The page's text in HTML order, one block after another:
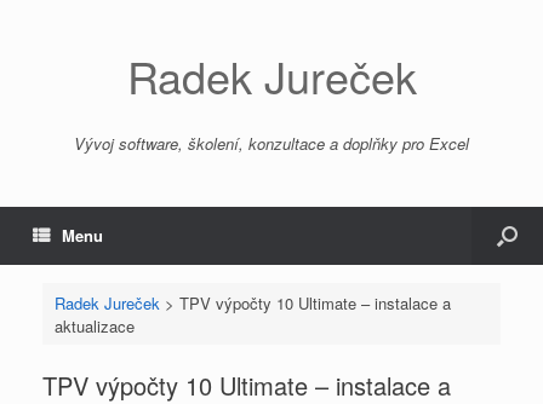
Radek Jureček
Vývoj software, školení, konzultace a doplňky pro Excel
Menu
Radek Jureček > TPV výpočty 10 Ultimate – instalace a
aktualizace
TPV výpočty 10 Ultimate – instalace a